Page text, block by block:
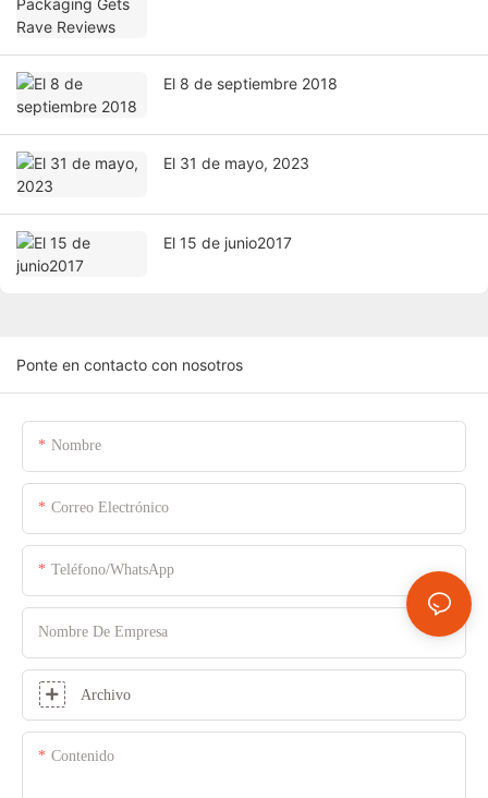
El 8 de septiembre 2018
El 31 de mayo, 2023
El 15 de junio2017
Ponte en contacto con nosotros
Nombre
Correo Electrónico
Teléfono/WhatsApp
Nombre De Empresa
Archivo
Contenido